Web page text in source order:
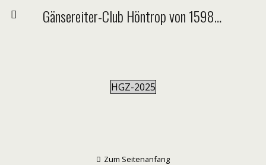
Gänsereiter-Club Höntrop von 1598 e.V.
HGZ-2025
Zum Seitenanfang